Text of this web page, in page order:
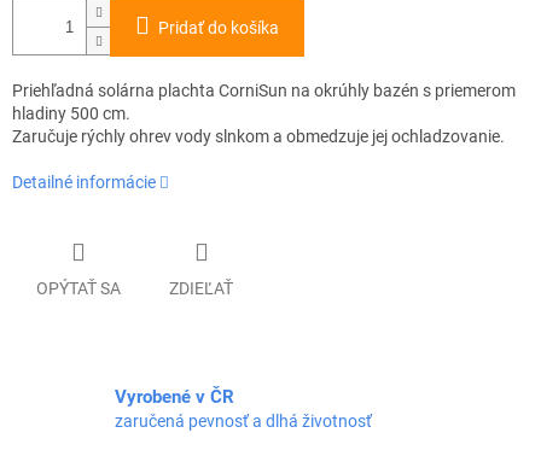
Pridať do košíka
Priehľadná solárna plachta CorniSun na okrúhly bazén s priemerom
hladiny 500 cm.
Zaručuje rýchly ohrev vody slnkom a obmedzuje jej ochladzovanie.
Detailné informácie
OPÝTAŤ SA ZDIEĽAŤ
Vyrobené v ČR
zaručená pevnosť a dlhá životnosť